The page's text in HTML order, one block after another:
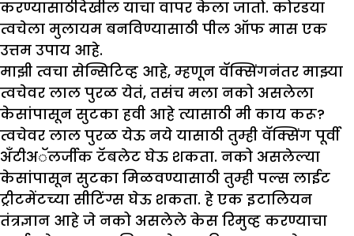
करण्यासाठीदेखील याचा वापर केला जातो. कोरडया
त्वचेला मुलायम बनविण्यासाठी पील ऑफ मास एक
उत्तम उपाय आहे.
माझी त्वचा सेन्सिटिव्ह आहे, म्हणून वॅक्सिंगनंतर माझ्
त्वचेवर लाल पुरळ येतं, तसंच मला नको असलेला
केसांपासून सुटका हवी आहे त्यासाठी मी काय करू?
त्वचेवर लाल पुरळ येऊ नये यासाठी तुम्ही वॅक्सिंग पूर्वी
अँटीअॅलर्जीक टॅबलेट घेऊ शकता. नको असलेल्या
केसांपासून सुटका मिळवण्यासाठी तुम्ही पल्स लाईट
ट्रीटमेंटच्या सीटिंग्स घेऊ शकता. हे एक इटालियन
तंत्रज्ञान आहे जे नको असलेले केस रिमुव्ह करण्याचा